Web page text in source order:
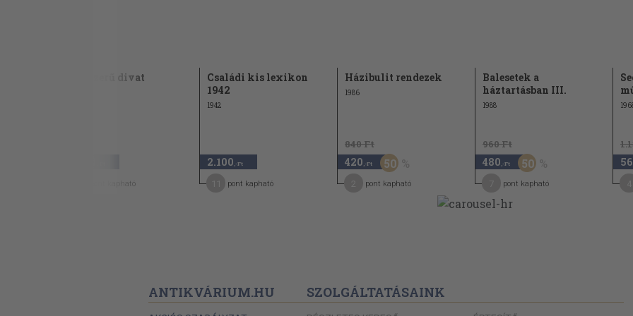
Korszerű divat
pont kapható
Családi kis lexikon
1942
1942
2.100 ,-Ft
pont kapható
Házibulit rendezek
1986
840 Ft
420 ,-Ft 50
pont kapható
Balesetek a
háztartásban III.
1988
960 Ft
480 ,-Ft 50
pont kapható
ANTIKVÁRIUM.HU SZOLGÁLTATÁSAINK